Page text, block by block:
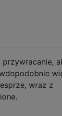
wraz z